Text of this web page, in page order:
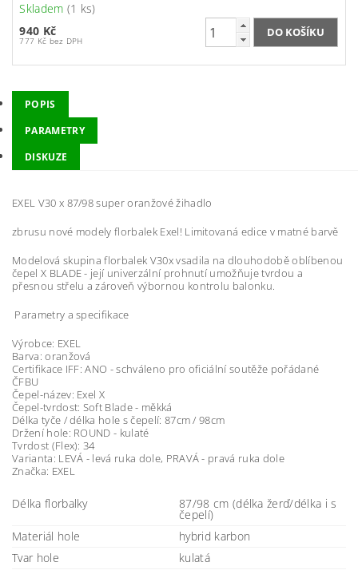
Skladem (1 ks)
940 Kč
777 Kč bez DPH
POPIS
PARAMETRY
DISKUZE
EXEL V30 x 87/98 super oranžové žihadlo
zbrusu nové modely florbalek Exel! Limitovaná edice v matné barvě
Modelová skupina florbalek V30x vsadila na dlouhodobě oblíbenou
čepel X BLADE - její univerzální prohnutí umožňuje tvrdou a
přesnou střelu a zároveň výbornou kontrolu balonku.
Parametry a specifikace
Výrobce: EXEL
Barva: oranžová
Certifikace IFF: ANO - schváleno pro oficiální soutěže pořádané
ČFBU
Čepel-název: Exel X
Čepel-tvrdost: Soft Blade - měkká
Délka tyče / délka hole s čepelí: 87cm / 98cm
Držení hole: ROUND - kulaté
Tvrdost (Flex): 34
Varianta: LEVÁ - levá ruka dole, PRAVÁ - pravá ruka dole
Značka: EXEL
Délka florbalky 87/98 cm (délka žerď/délka i s
čepelí)
Materiál hole
hybrid karbon
Tvar hole
kulatá